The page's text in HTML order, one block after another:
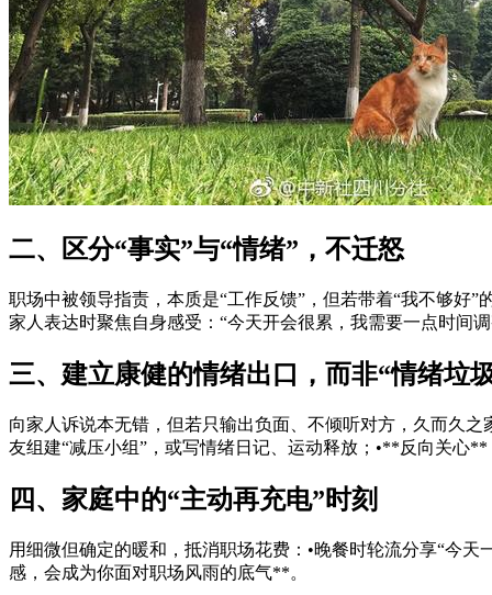
二、区分“事实”与“情绪”，不迁怒
职场中被领导指责，本质是“工作反馈”，但若带着“我不够好
家人表达时聚焦自身感受：“今天开会很累，我需要一点时间
三、建立康健的情绪出口，而非“情绪垃
向家人诉说本无错，但若只输出负面、不倾听对方，久而久
友组建“减压小组”，或写情绪日记、运动释放；•**反向关
四、家庭中的“主动再充电”时刻
用细微但确定的暖和，抵消职场花费：•晚餐时轮流分享“今
感，会成为你面对职场风雨的底气**。